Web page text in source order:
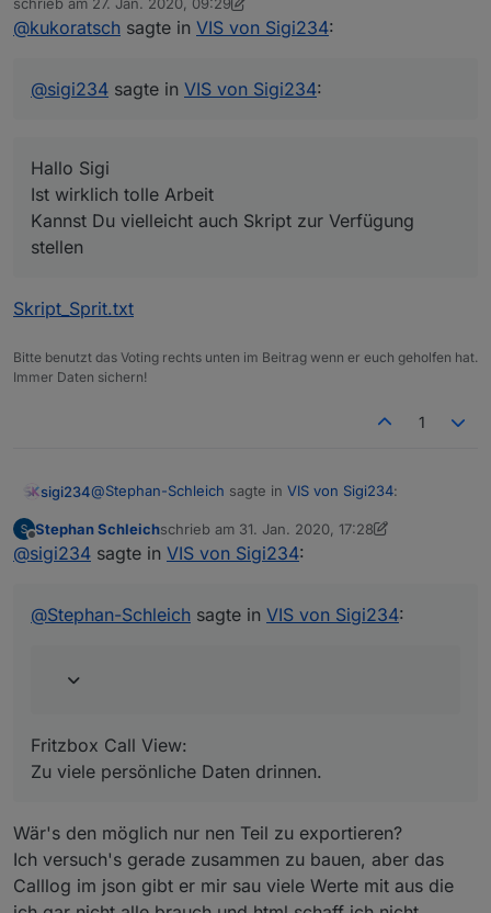
VIEW_Heizung_1_sigi234.txt
View_Sprit.txt
Hallo Sigi
Kannst Du vielleicht auch Skript zur Verfügung
stellen
schrieb am 27. Jan. 2020, 09:29
zuletzt editiert von sigi234
@kukoratsch sagte in VIS von Sigi234:
@sigi234 sagte in VIS von Sigi234:
Hallo Sigi
Ist wirklich tolle Arbeit
Kannst Du vielleicht auch Skript zur Verfügung
stellen
Skript_Sprit.txt
Bitte benutzt das Voting rechts unten im Beitrag wenn er euch geholfen hat.
Immer Daten sichern!
1
sigi234@Stephan-Schleich sagte in VIS von Sigi234:
Ich hätte noch Interesse an deiner Fritzbox Call
Screenshots sehe
Zu viele persönliche Daten drinnen.
Offline
Stephan Schleichschrieb am 31. Jan. 2020, 17:28
zuletzt editiert von Stephan Schleich
@sigi234 sagte in VIS von Sigi234:
@Stephan-Schleich sagte in VIS von Sigi234:
Fritzbox Call View:
Zu viele persönliche Daten drinnen.
Wär's den möglich nur nen Teil zu exportieren?
Ich versuch's gerade zusammen zu bauen, aber das
Calllog im json gibt er mir sau viele Werte mit aus die